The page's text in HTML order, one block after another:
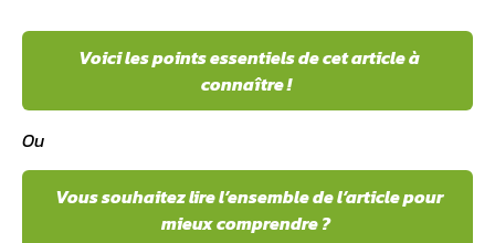
Voici les points essentiels de cet article à
connaître !
Ou
Vous souhaitez lire l’ensemble de l’article pour
mieux comprendre ?